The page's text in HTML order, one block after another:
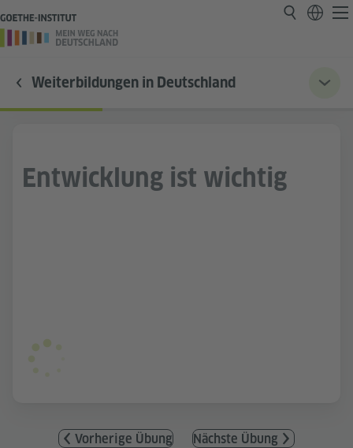
Weiterbildungen in Deutschland
Entwicklung ist wichtig
Vorherige Übung Nächste Übung